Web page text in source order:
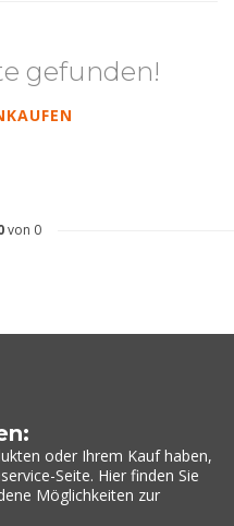
gefunden!
von 0
oder Ihrem Kauf haben,
Seite. Hier finden Sie
Möglichkeiten zur